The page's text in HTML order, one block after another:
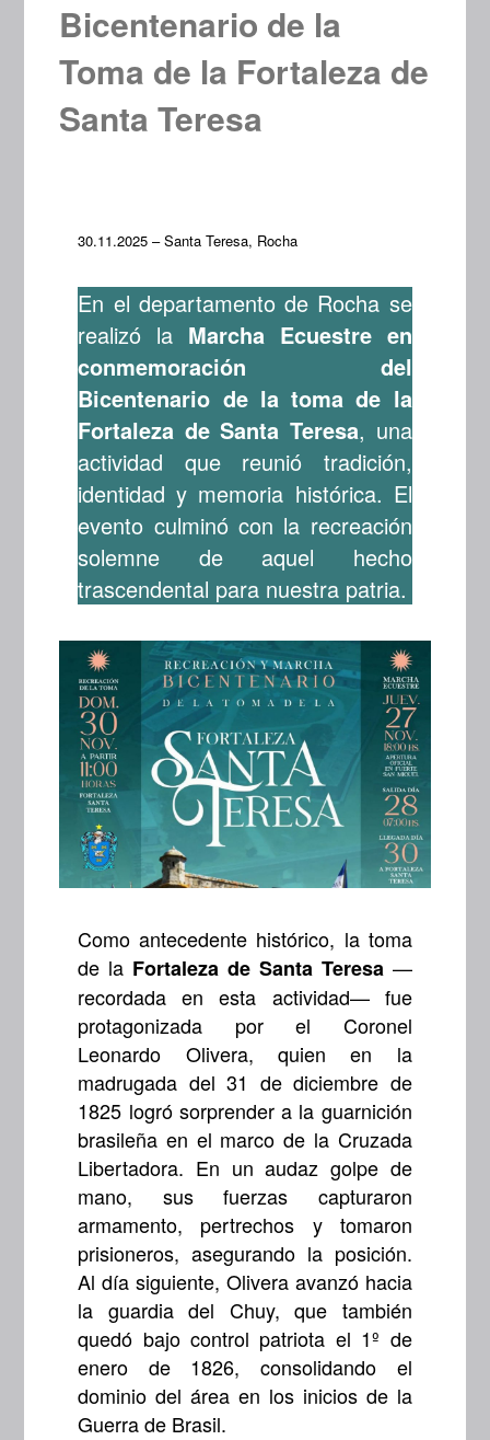
Bicentenario de la
Toma de la Fortaleza de
Santa Teresa
30.11.2025 – Santa Teresa, Rocha
En el departamento de Rocha se
realizó la Marcha Ecuestre en
conmemoración del
Bicentenario de la toma de la
Fortaleza de Santa Teresa, una
actividad que reunió tradición,
identidad y memoria histórica. El
evento culminó con la recreación
solemne de aquel hecho
trascendental para nuestra patria.
Como antecedente histórico, la toma
de la Fortaleza de Santa Teresa—
recordada en esta actividad— fue
protagonizada por el Coronel
Leonardo Olivera, quien en la
madrugada del 31 de diciembre de
1825 logró sorprender a la guarnición
brasileña en el marco de la Cruzada
Libertadora. En un audaz golpe de
mano, sus fuerzas capturaron
armamento, pertrechos y tomaron
prisioneros, asegurando la posición.
Al día siguiente, Olivera avanzó hacia
la guardia del Chuy, que también
quedó bajo control patriota el 1º de
enero de 1826, consolidando el
dominio del área en los inicios de la
Guerra de Brasil.